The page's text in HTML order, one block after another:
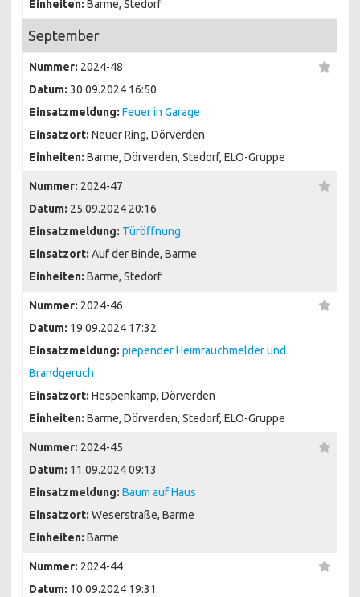
Einheiten: Barme, Stedorf
September
Nummer: 2024-48
Datum: 30.09.2024 16:50
Einsatzmeldung: Feuer in Garage
Einsatzort: Neuer Ring, Dörverden
Einheiten: Barme, Dörverden, Stedorf, ELO-Gruppe
Nummer: 2024-47
Datum: 25.09.2024 20:16
Einsatzmeldung: Türöffnung
Einsatzort: Auf der Binde, Barme
Einheiten: Barme, Stedorf
Nummer: 2024-46
Datum: 19.09.2024 17:32
Einsatzmeldung: piepender Heimrauchmelder und
Brandgeruch
Einsatzort: Hespenkamp, Dörverden
Einheiten: Barme, Dörverden, Stedorf, ELO-Gruppe
Nummer: 2024-45
Datum: 11.09.2024 09:13
Einsatzmeldung: Baum auf Haus
Einsatzort: Weserstraße, Barme
Einheiten: Barme
Nummer: 2024-44
Datum: 10.09.2024 19:31